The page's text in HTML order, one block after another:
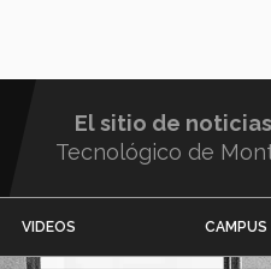
El sitio de noticias
Tecnológico de
VIDEOS CAMPUS